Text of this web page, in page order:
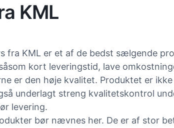
KML
fra KML er et af de bedst sælgende
kort leveringstid, lave
er den høje kvalitet. Produktet er
underlagt streng kvalitetskontrol
levering.
bør nævnes her. De er af stor